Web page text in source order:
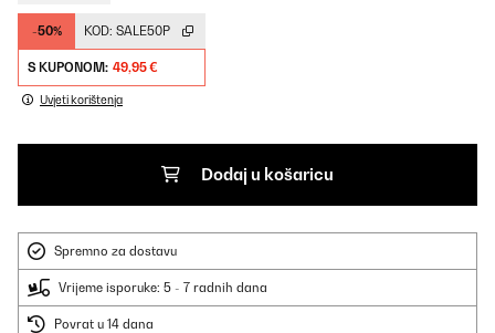
-50% KOD: SALE50P
S KUPONOM: 49,95 €
Uvjeti korištenja
Dodaj u košaricu
Spremno za dostavu
Vrijeme isporuke: 5 - 7 radnih dana
Povrat u 14 dana